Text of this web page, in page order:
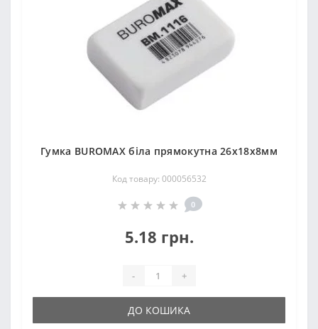
Гумка ВUROМAX біла прямокутна 26x18x8мм
Код товару: 000056532
0
5.18 грн.
- +
ДО КОШИКА